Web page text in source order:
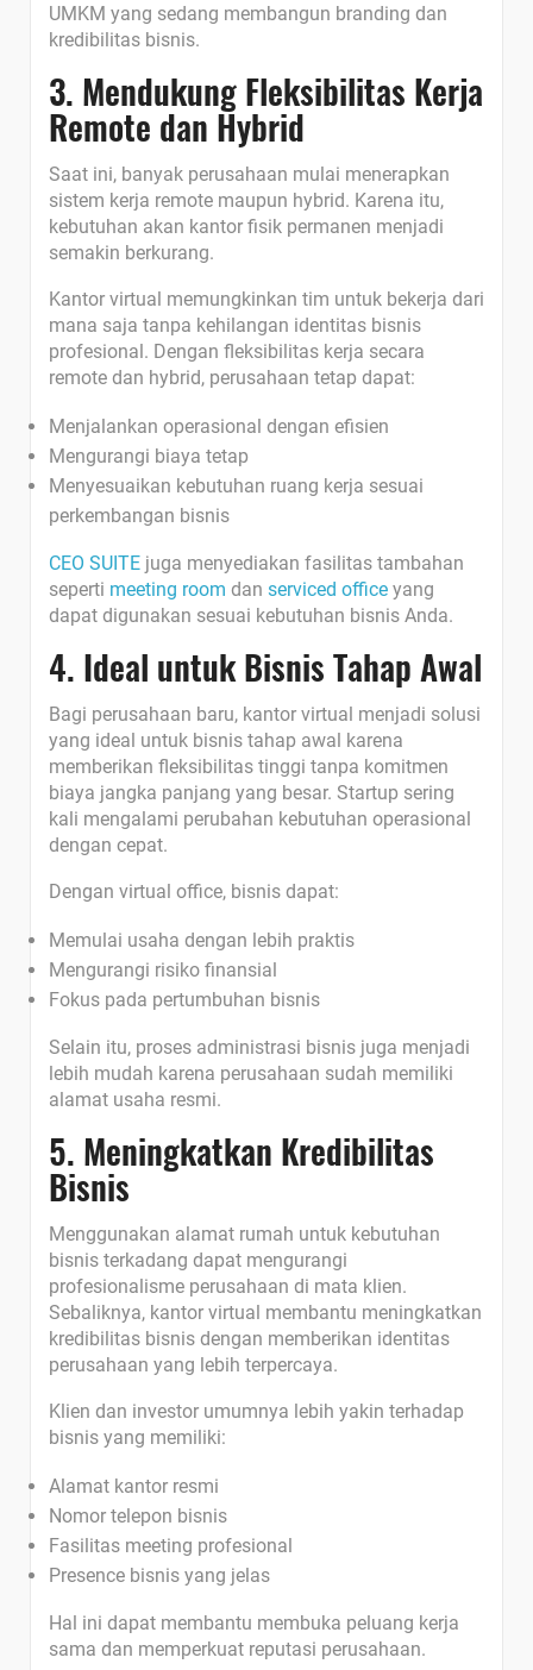
UMKM yang sedang membangun branding dan
kredibilitas bisnis.
3. Mendukung Fleksibilitas Kerja
Remote dan Hybrid
Saat ini, banyak perusahaan mulai menerapkan
sistem kerja remote maupun hybrid. Karena itu,
kebutuhan akan kantor fisik permanen menjadi
semakin berkurang.
Kantor virtual memungkinkan tim untuk bekerja dari
mana saja tanpa kehilangan identitas bisnis
profesional. Dengan fleksibilitas kerja secara
remote dan hybrid, perusahaan tetap dapat:
Menjalankan operasional dengan efisien
Mengurangi biaya tetap
Menyesuaikan kebutuhan ruang kerja sesuai
perkembangan bisnis
CEO SUITE juga menyediakan fasilitas tambahan
seperti meeting room dan serviced office yang
dapat digunakan sesuai kebutuhan bisnis Anda.
4. Ideal untuk Bisnis Tahap Awal
Bagi perusahaan baru, kantor virtual menjadi solusi
yang ideal untuk bisnis tahap awal karena
memberikan fleksibilitas tinggi tanpa komitmen
biaya jangka panjang yang besar. Startup sering
kali mengalami perubahan kebutuhan operasional
dengan cepat.
Dengan virtual office, bisnis dapat:
Memulai usaha dengan lebih praktis
Mengurangi risiko finansial
Fokus pada pertumbuhan bisnis
Selain itu, proses administrasi bisnis juga menjadi
lebih mudah karena perusahaan sudah memiliki
alamat usaha resmi.
5. Meningkatkan Kredibilitas
Bisnis
Menggunakan alamat rumah untuk kebutuhan
bisnis terkadang dapat mengurangi
profesionalisme perusahaan di mata klien.
Sebaliknya, kantor virtual membantu meningkatkan
kredibilitas bisnis dengan memberikan identitas
perusahaan yang lebih terpercaya.
Klien dan investor umumnya lebih yakin terhadap
bisnis yang memiliki:
Alamat kantor resmi
Nomor telepon bisnis
Fasilitas meeting profesional
Presence bisnis yang jelas
Hal ini dapat membantu membuka peluang kerja
sama dan memperkuat reputasi perusahaan.